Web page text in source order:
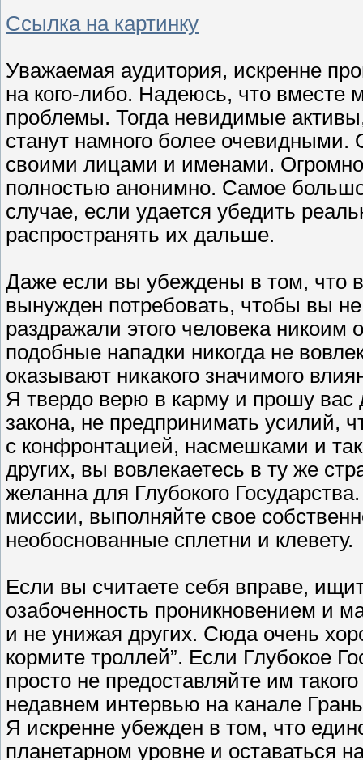
Ссылка на картинку
Уважаемая аудитория, искренне
на кого-либо. Надеюсь, что
проблемы. Тогда невидимые
станут намного более очевидными.
своими лицами и именами.
полностью анонимно. Самое
случае, если удается убедить
распространять их дальше.
Даже если вы убеждены в том, что
вынужден потребовать, чтобы вы
раздражали этого человека
подобные нападки никогда не
оказывают никакого значимого
Я твердо верю в карму и прошу вас
закона, не предпринимать усилий,
с конфронтацией, насмешками и
других, вы вовлекаетесь в ту же
желанна для Глубокого
миссии, выполняйте свое
необоснованные сплетни и клевету.
Если вы считаете себя вправе,
озабоченность проникновением и
и не унижая других. Сюда очень
кормите троллей”. Если Глубокое
просто не предоставляйте им
недавнем интервью на канале
Я искренне убежден в том, что
планетарном уровне и оставаться